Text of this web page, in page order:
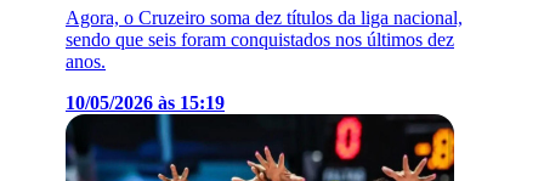
Agora, o Cruzeiro soma dez títulos da liga nacional,
sendo que seis foram conquistados nos últimos dez
anos.
10/05/2026 às 15:19